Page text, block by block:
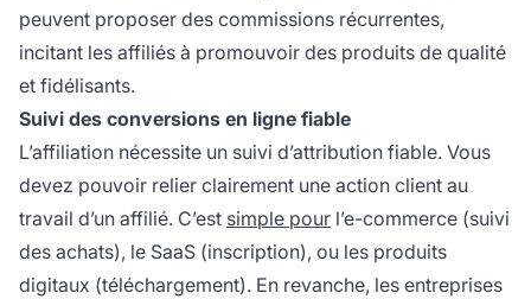
peuvent proposer des commissions récurrentes,
incitant les affiliés à promouvoir des produits de qualité
et fidélisants.
Suivi des conversions en ligne fiable
L’affiliation nécessite un suivi d’attribution fiable. Vous
devez pouvoir relier clairement une action client au
travail d’un affilié. C’est simple pour l’e-commerce (suivi
des achats), le SaaS (inscription), ou les produits
digitaux (téléchargement). En revanche, les entreprises